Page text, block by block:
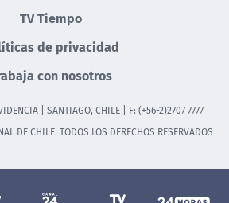
TV Tiempo
de privacidad
con nosotros
| SANTIAGO, CHILE | F: (+56-2)2707 7777
DE CHILE. TODOS LOS DERECHOS RESERVADOS